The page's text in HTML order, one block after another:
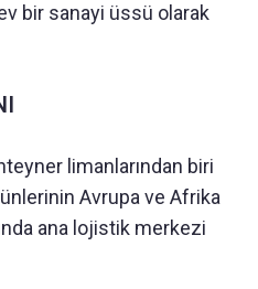
bir sanayi üssü olarak
limanlarından biri
Avrupa ve Afrika
ana lojistik merkezi